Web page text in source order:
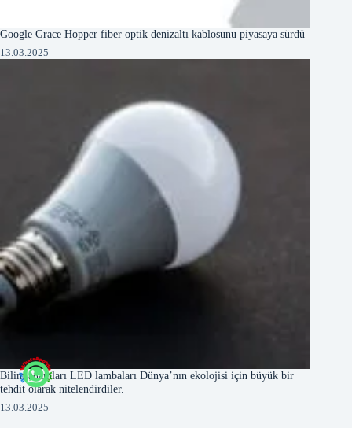
Google Grace Hopper fiber optik denizaltı kablosunu piyasaya sürdü
13.03.2025
Bilim adamları LED lambaları Dünya’nın ekolojisi için büyük bir
tehdit olarak nitelendirdiler.
13.03.2025